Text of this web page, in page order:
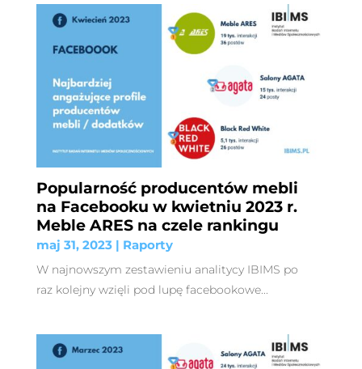
Popularność producentów mebli
na Facebooku w kwietniu 2023 r.
Meble ARES na czele rankingu
maj 31, 2023| Raporty
W najnowszym zestawieniu analitycy IBIMS po
raz kolejny wzięli pod lupę facebookowe...